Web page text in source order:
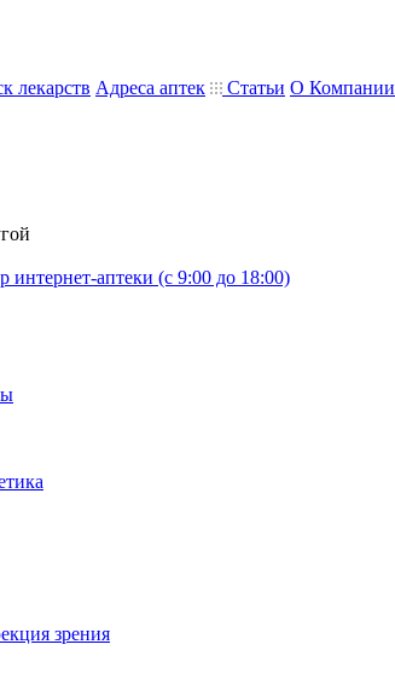
лекарств Адреса аптек Статьи О Компании
интернет-аптеки (с 9:00 до 18:00)
зрения